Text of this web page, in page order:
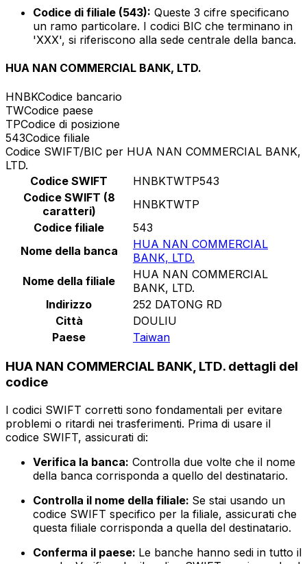
Codice di filiale (543): Queste 3 cifre specificano
un ramo particolare. I codici BIC che terminano in
'XXX', si riferiscono alla sede centrale della banca.
HUA NAN COMMERCIAL BANK, LTD.
HNBKCodice bancario
TWCodice paese
TPCodice di posizione
543Codice filiale
Codice SWIFT/BIC per HUA NAN COMMERCIAL BANK,
LTD.
Codice SWIFT
HNBKTWTP543
Codice SWIFT (8
caratteri)
HNBKTWTP
Codice filiale
543
Nome della banca
HUA NAN COMMERCIAL
BANK, LTD.
Nome della filiale
HUA NAN COMMERCIAL
BANK, LTD.
Indirizzo
252 DATONG RD
Città
DOULIU
Paese
Taiwan
HUA NAN COMMERCIAL BANK, LTD. dettagli del
codice
I codici SWIFT corretti sono fondamentali per evitare
problemi o ritardi nei trasferimenti. Prima di usare il
codice SWIFT, assicurati di:
Verifica la banca: Controlla due volte che il nome
della banca corrisponda a quello del destinatario.
Controlla il nome della filiale: Se stai usando un
codice SWIFT specifico per la filiale, assicurati che
questa filiale corrisponda a quella del destinatario.
Conferma il paese: Le banche hanno sedi in tutto il